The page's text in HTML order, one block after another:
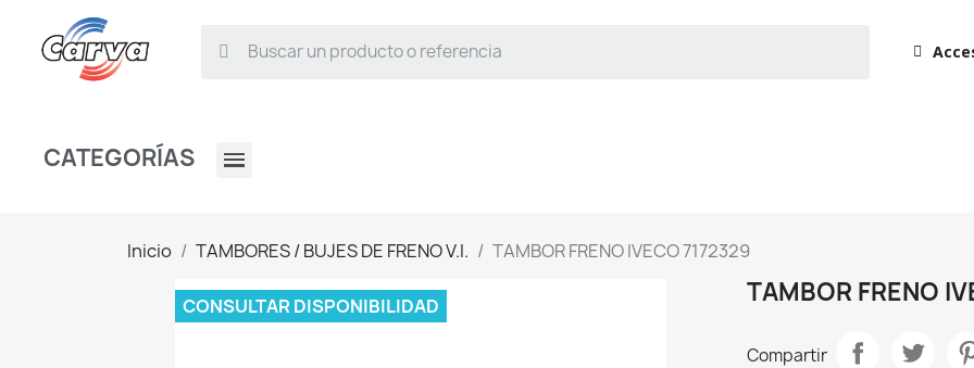
CATEGORÍAS
Inicio TAMBORES / BUJES DE FRENO V.I. TAMBOR FRENO IVECO 7172329
CONSULTAR DISPONIBILIDAD TAMBOR FRENO
Compartir